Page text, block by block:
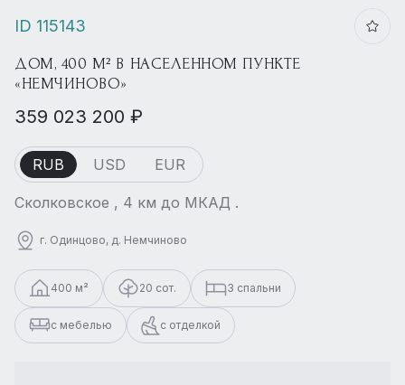
ID 115143
ДОМ, 400 М² В НАСЕЛЕННОМ ПУНКТЕ
«НЕМЧИНОВО»
359 023 200 ₽
RUB USD EUR
Сколковское , 4 км до МКАД .
г. Одинцово, д. Немчиново
400 м² 20 сот. 3 спальни
с мебелью с отделкой